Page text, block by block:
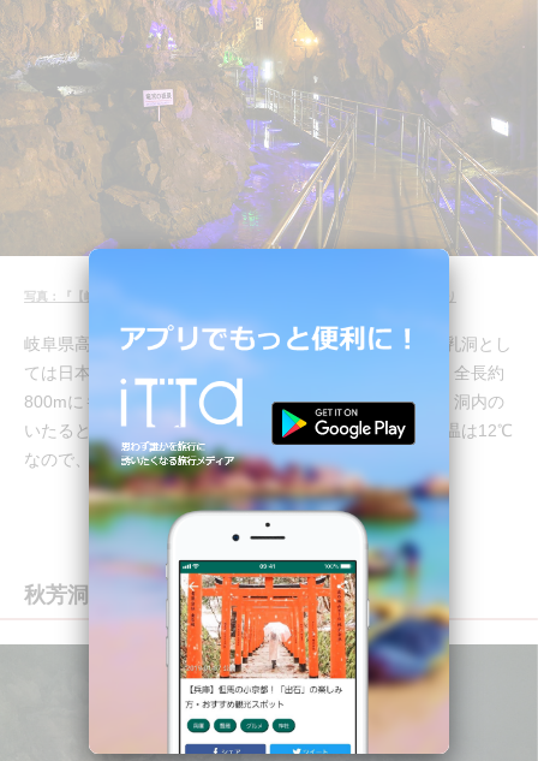
写真：『【岐阜】ライトアップされて神秘的な鍾乳洞！「飛騨大鍾乳洞」』より
岐阜県高山市の山奥にある「飛騨大鍾乳洞」は、観光鍾乳洞とし
ては日本一高い、標高約900mの場所に位置しています。全長約
800mにも及ぶ見どころ豊富な国内屈指の観光鍾乳洞で、洞内の
いたるところがライトアップされていて神秘的。平均気温は12℃
なので、真夏には絶好の避暑スポットです。
秋芳洞（山口）